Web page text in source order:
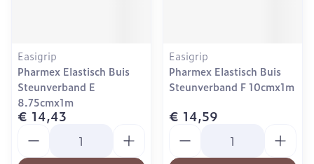
Easigrip
Pharmex Elastisch Buis
Steunverband E
8.75cmx1m
€ 14,43
Easigrip
Pharmex Elastisch Buis
Steunverband F 10cmx1m
€ 14,59